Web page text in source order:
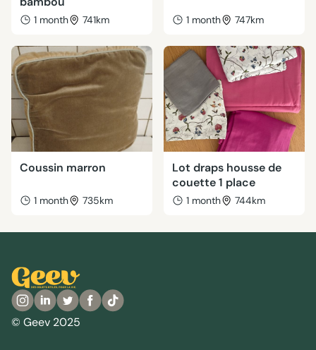
1 month 741km 1 month 747km
Coussin marron
1 month 735km
Lot draps housse de
couette 1 place
1 month 744km
© Geev 2025